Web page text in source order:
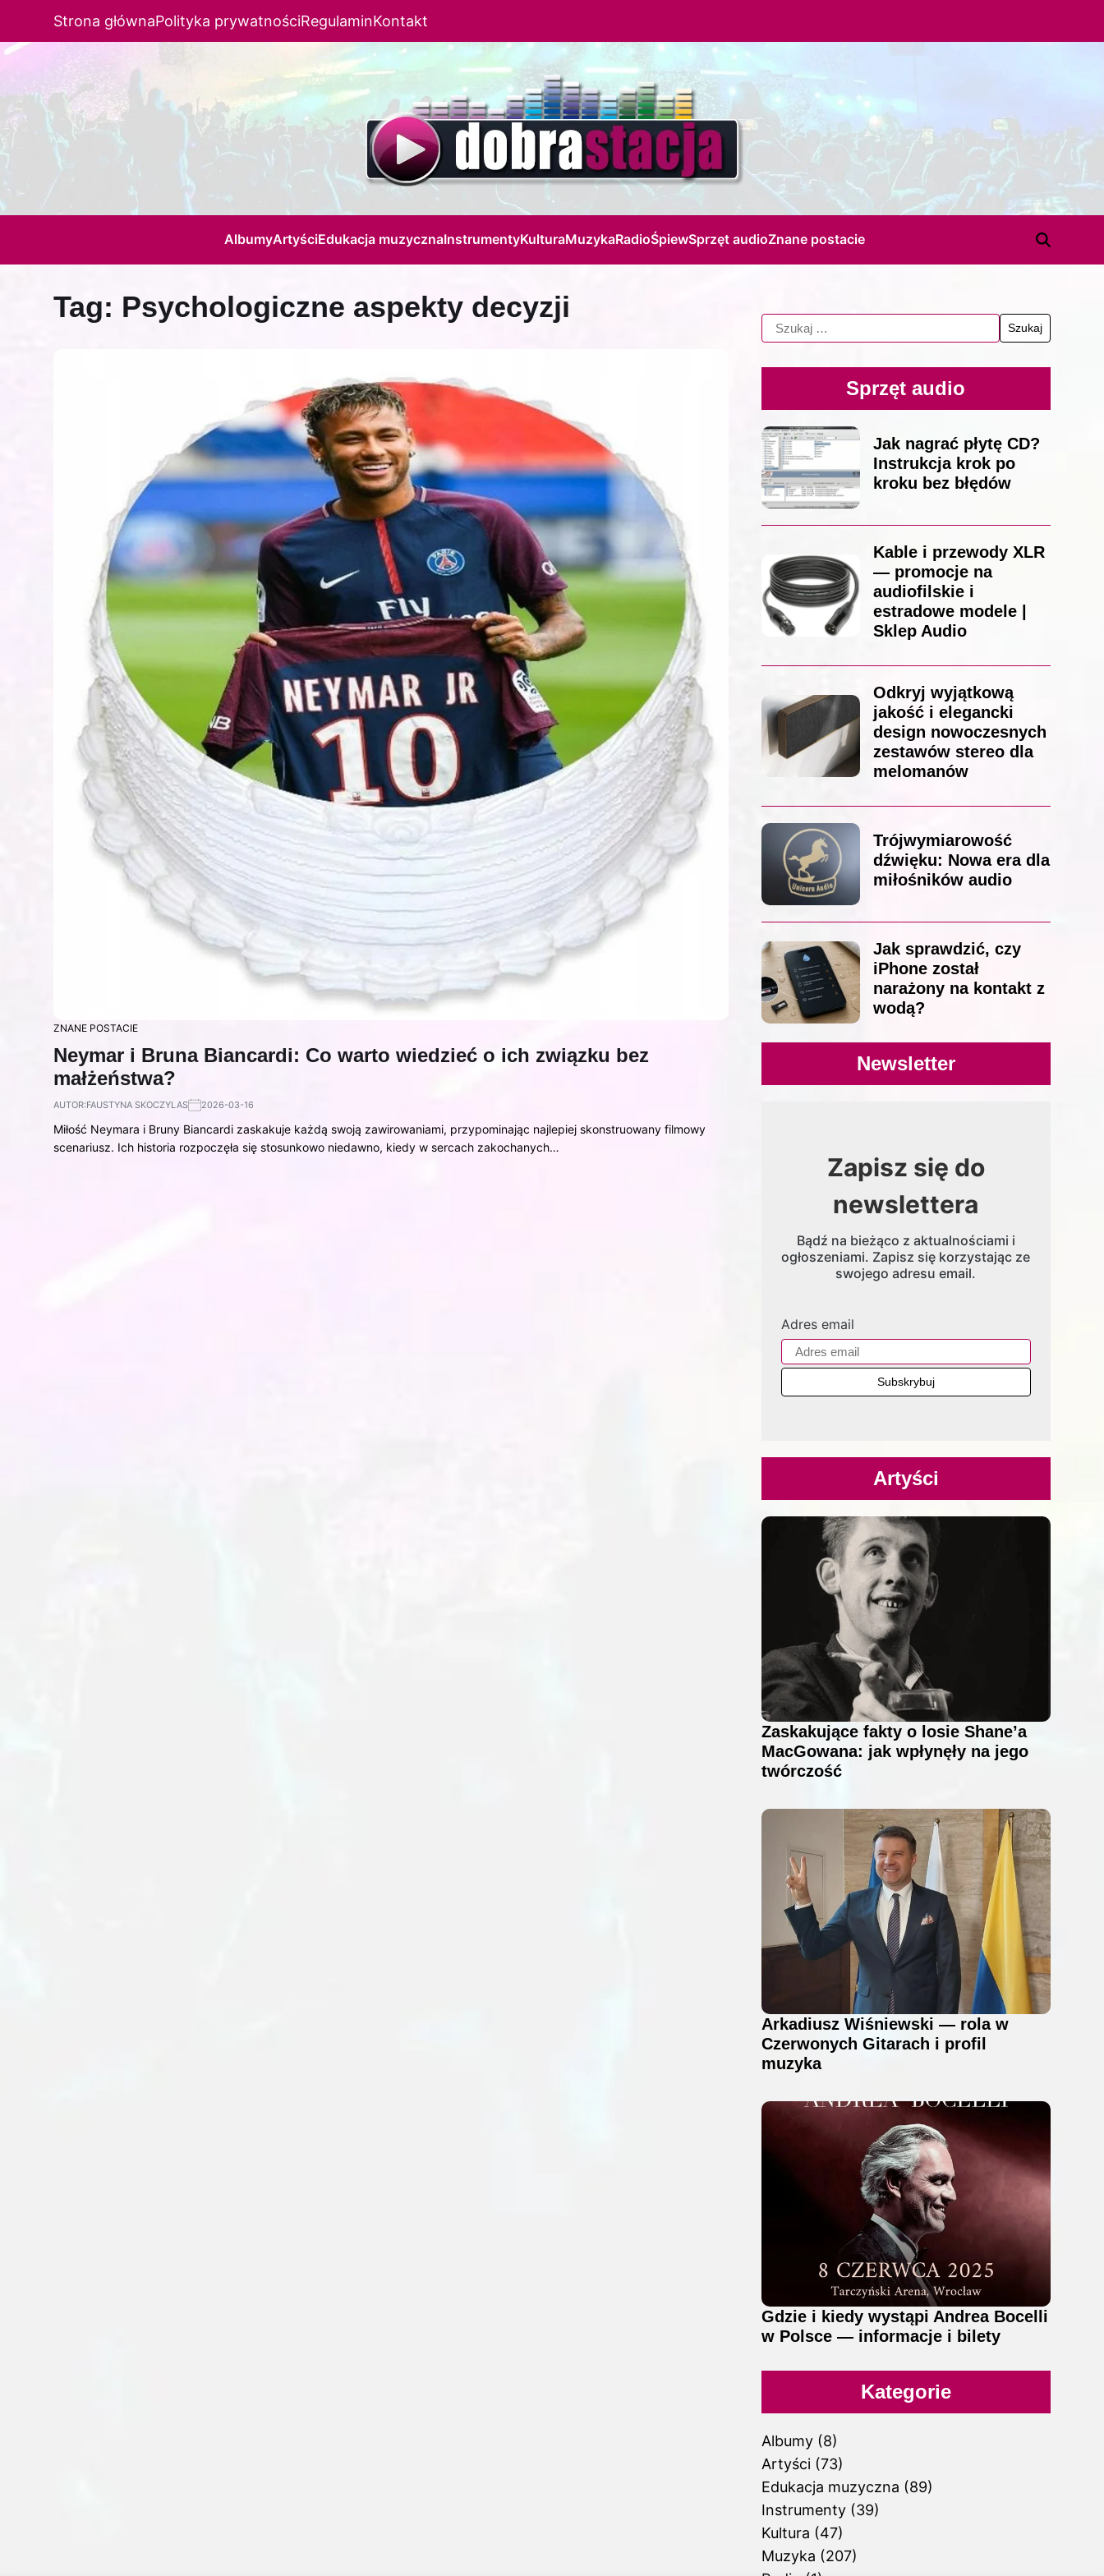
Strona głównaPolityka prywatnościRegulaminKontakt
AlbumyArtyściEdukacja muzycznaInstrumentyKulturaMuzykaRadioŚpiewSprzęt audioZnane postacie
Tag: Psychologiczne aspekty decyzji
ZNANE POSTACIE
Neymar i Bruna Biancardi: Co warto wiedzieć o ich związku bez
małżeństwa?
AUTOR:FAUSTYNA SKOCZYLAS 2026-03-16
Miłość Neymara i Bruny Biancardi zaskakuje każdą swoją zawirowaniami, przypominając najlepiej skonstruowany filmowy
scenariusz. Ich historia rozpoczęła się stosunkowo niedawno, kiedy w sercach zakochanych…
Sprzęt audio
Jak nagrać płytę CD?
Instrukcja krok po
kroku bez błędów
Kable i przewody XLR
— promocje na
audiofilskie i
estradowe modele |
Sklep Audio
Odkryj wyjątkową
jakość i elegancki
design nowoczesnych
zestawów stereo dla
melomanów
Trójwymiarowość
dźwięku: Nowa era dla
miłośników audio
Jak sprawdzić, czy
iPhone został
narażony na kontakt z
wodą?
Newsletter
Zapisz się do
newslettera
Bądź na bieżąco z aktualnościami i
ogłoszeniami. Zapisz się korzystając ze
swojego adresu email.
Adres email
Artyści
Zaskakujące fakty o losie Shane’a
MacGowana: jak wpłynęły na jego
twórczość
Arkadiusz Wiśniewski — rola w
Czerwonych Gitarach i profil
muzyka
Gdzie i kiedy wystąpi Andrea Bocelli
w Polsce — informacje i bilety
Kategorie
Albumy(8)
Artyści(73)
Edukacja muzyczna (89)
Instrumenty(39)
Kultura (47)
Muzyka (207)